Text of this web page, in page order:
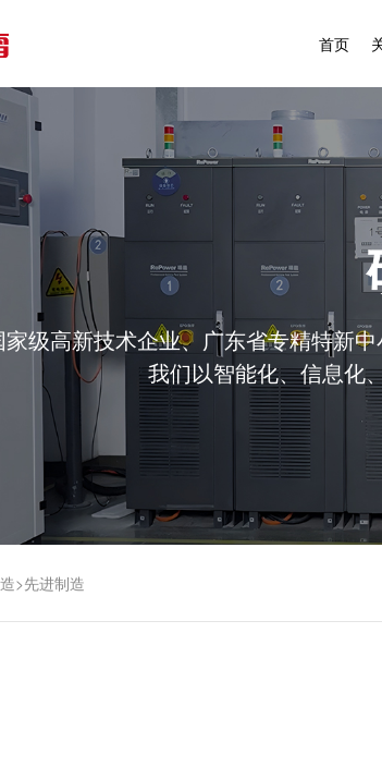
首页
公司
产品
解决办法
安装案例
联系我们
级高新技术企业、广东省专精特新
我们以智能化、信息化
>先进制造